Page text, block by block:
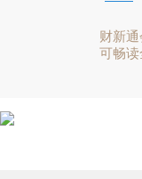
财新通
可畅读